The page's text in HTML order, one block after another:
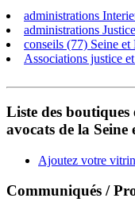
administrations
administrations
conseils (77) Seine et
Associations justice
Liste des boutiques
avocats de la Seine
Ajoutez votre
Communiqués /